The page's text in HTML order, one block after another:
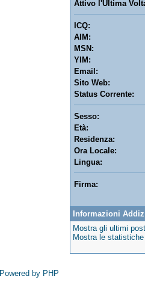
Attivo l'Ultima
ICQ:
AIM:
MSN:
YIM:
Email:
Sito Web:
Status Corrente:
Sesso:
Età:
Residenza:
Ora Locale:
Lingua:
Firma:
Informazioni
Mostra gli ultimi
Mostra le